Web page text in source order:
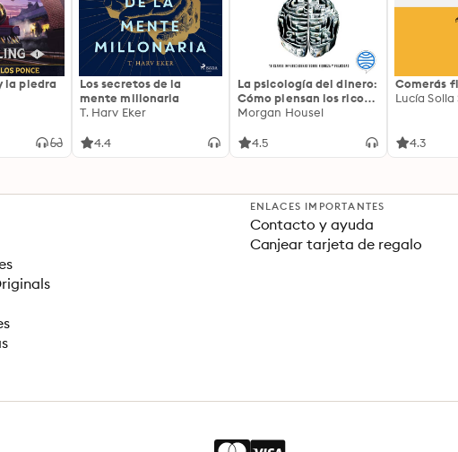
la piedra
Los secretos de la
mente millonaria
T. Harv Eker
4.4
La psicología del dinero:
Cómo piensan los ricos:
18 claves imperecederas
Morgan Housel
4.5
Comerás
Lucía Solla
4.3
ENLACES IMPORTANTES
Contacto y ayuda
Canjear tarjeta de regalo